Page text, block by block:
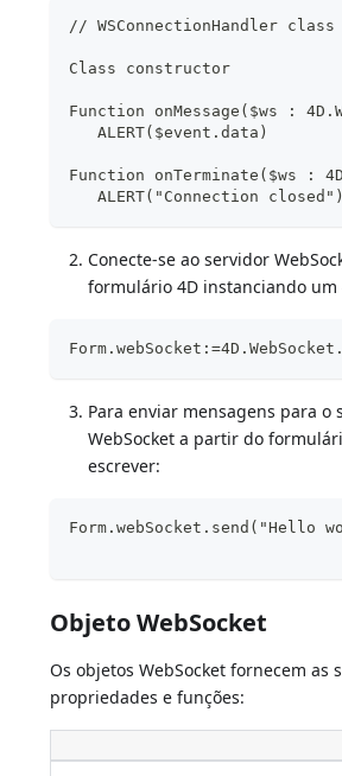
// WSConnectionHandler class
Class constructor
Function onMessage($ws :
   ALERT($event.data)
Function onTerminate($ws :
   ALERT("Connection closed")
Conecte-se ao servidor
formulário 4D instanciando um
Para enviar mensagens para o
WebSocket a partir do
escrever:
Form.webSocket.send("Hello
Objeto WebSocket
Os objetos WebSocket fornecem as
propriedades e funções: